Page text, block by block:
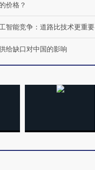
度Z世代 用街头抗争将教
价格？
智能竞争：道路比技术更重要
给缺口对中国的影响